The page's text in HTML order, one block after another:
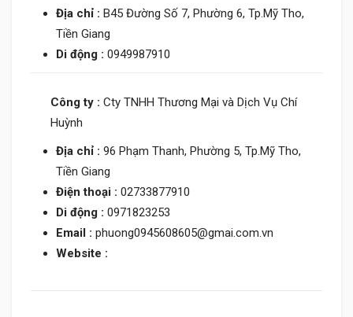
Địa chỉ : B45 Đường Số 7, Phường 6, Tp.Mỹ Tho,
Tiền Giang
Di động : 0949987910
Công ty : Cty TNHH Thương Mại và Dịch Vụ Chí
Huỳnh
Địa chỉ : 96 Phạm Thanh, Phường 5, Tp.Mỹ Tho,
Tiền Giang
Điện thoại : 02733877910
Di động : 0971823253
Email : phuong0945608605@gmai.com.vn
Website :